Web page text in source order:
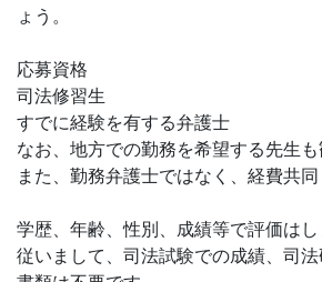
ょう。
応募資格
司法修習生
すでに経験を有する弁護士
なお、地方での勤務を希望する先生も
また、勤務弁護士ではなく、経費共同
学歴、年齢、性別、成績等で評価はし
従いまして、司法試験での成績、司